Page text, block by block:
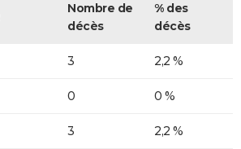
Nombre de
décès
% des
décès
3 2,2 %
0 0 %
3 2,2 %